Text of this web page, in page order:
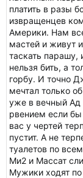
платить в разы
извращенцев
Америки. Нам
мастей и живут
таскать парашу,
нельзя бить, а
горбу. И точно
мечтал только
уже в вечный Ад
рвением если
вас у чертей
пустит. А не
туалетов по
Ми2 и Массат
Мужики ходят